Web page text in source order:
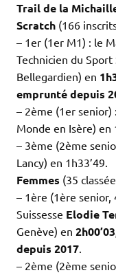
Trail de la
Scratch (166
– 1er (1er M1) : le
Technicien du
Bellegardien) en
emprunté depuis
– 2ème (1er senior) :
Monde en Isère) en
– 3ème (2ème
Lancy) en 1h33’49.
Femmes (35
– 1ère (1ère senior,
Suissesse Elodie
Genève) en
depuis 2017.
– 2ème (2ème